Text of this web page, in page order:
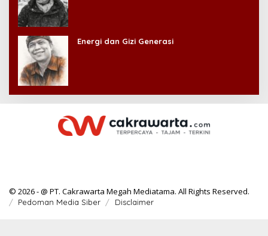
Energi dan Gizi Generasi
© 2026 - @ PT. Cakrawarta Megah Mediatama. All Rights Reserved.
Pedoman Media Siber Disclaimer